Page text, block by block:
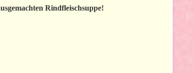
Rindfleischsuppe!